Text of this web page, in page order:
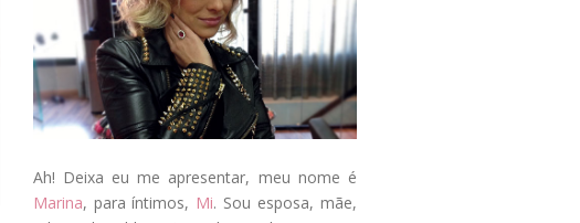
Ah! Deixa eu me apresentar, meu nome é
Marina, para íntimos, Mi. Sou esposa, mãe,